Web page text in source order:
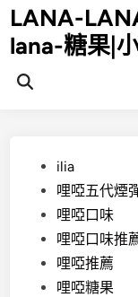
Skip
to
content
LANA-
lana-糖果|
Open
Posted
ilia
哩啞五代煙
哩啞口味
哩啞口味推
哩啞推薦
哩啞糖果